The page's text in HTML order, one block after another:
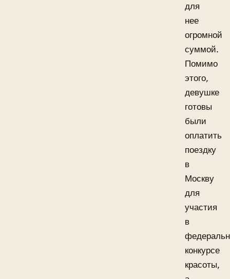
для
нее
огромной
суммой.
Помимо
этого,
девушке
готовы
были
оплатить
поездку
в
Москву
для
участия
в
конкурсе
красоты,